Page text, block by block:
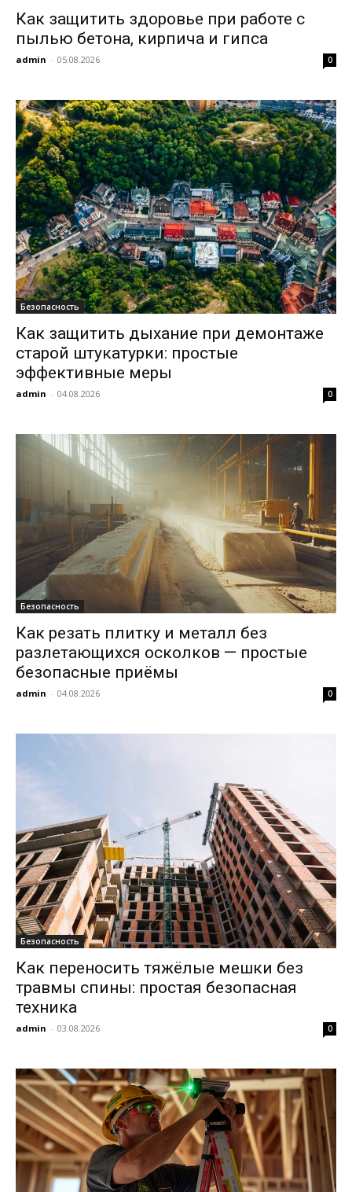
Как защитить здоровье при работе с
пылью бетона, кирпича и гипса
admin - 05.08.2026 0
Безопасность
Как защитить дыхание при демонтаже
старой штукатурки: простые
эффективные меры
admin - 04.08.2026 0
Безопасность
Как резать плитку и металл без
разлетающихся осколков — простые
безопасные приёмы
admin - 04.08.2026 0
Безопасность
Как переносить тяжёлые мешки без
травмы спины: простая безопасная
техника
admin - 03.08.2026 0